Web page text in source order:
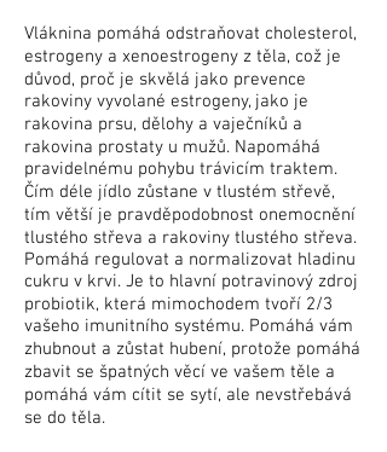
Vláknina pomáhá odstraňovat cholesterol,
estrogeny a xenoestrogeny z těla, což je
důvod, proč je skvělá jako prevence
rakoviny vyvolané estrogeny, jako je
rakovina prsu, dělohy a vaječníků a
rakovina prostaty u mužů. Napomáhá
pravidelnému pohybu trávicím traktem.
Čím déle jídlo zůstane v tlustém střevě,
tím větší je pravděpodobnost onemocnění
tlustého střeva a rakoviny tlustého střeva.
Pomáhá regulovat a normalizovat hladinu
cukru v krvi. Je to hlavní potravinový zdroj
probiotik, která mimochodem tvoří 2/3
vašeho imunitního systému. Pomáhá vám
zhubnout a zůstat hubení, protože pomáhá
zbavit se špatných věcí ve vašem těle a
pomáhá vám cítit se sytí, ale nevstřebává
se do těla.